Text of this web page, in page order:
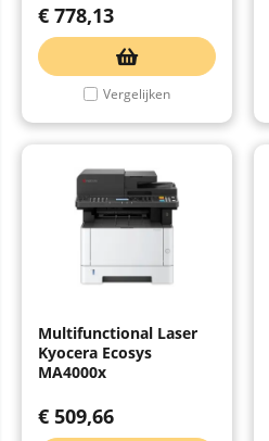
€ 778,13
Vergelijken
Multifunctional Laser
Kyocera Ecosys
MA4000x
€ 509,66